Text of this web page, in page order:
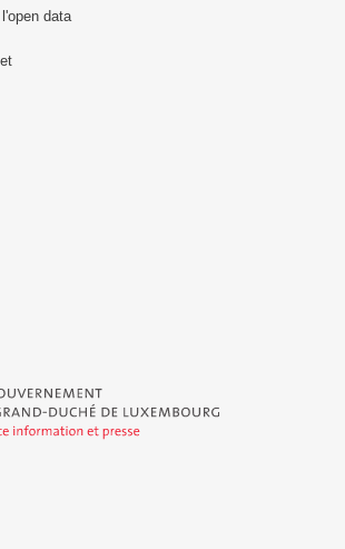
data
du Grand-Duché de Luxembourg - Service